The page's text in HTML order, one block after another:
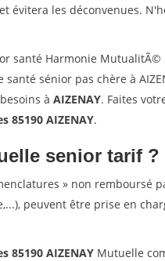
évitera les déconvenues.
santé Harmonie
santé sénior pas chère à
à AIZENAY. Faites
85190 AIZENAY.
senior tarif ?
» non remboursé
peuvent être prise en
85190 AIZENAY Mutuelle